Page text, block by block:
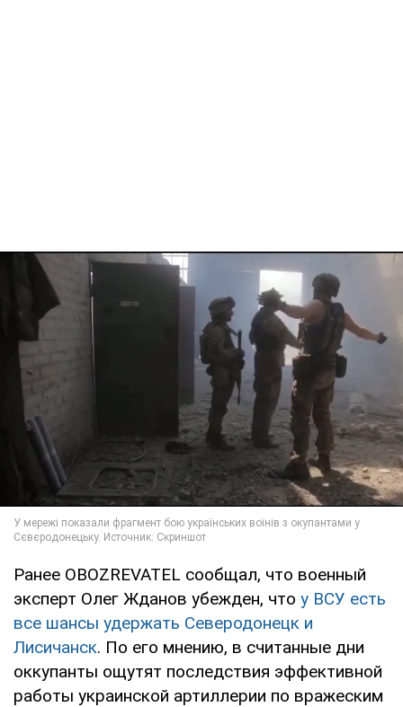
Ранее OBOZREVATEL сообщал, что военный
эксперт Олег Жданов убежден, что у ВСУ есть
все шансы удержать Северодонецк и
Лисичанск. По его мнению, в считанные дни
оккупанты ощутят последствия эффективной
работы украинской артиллерии по вражеским